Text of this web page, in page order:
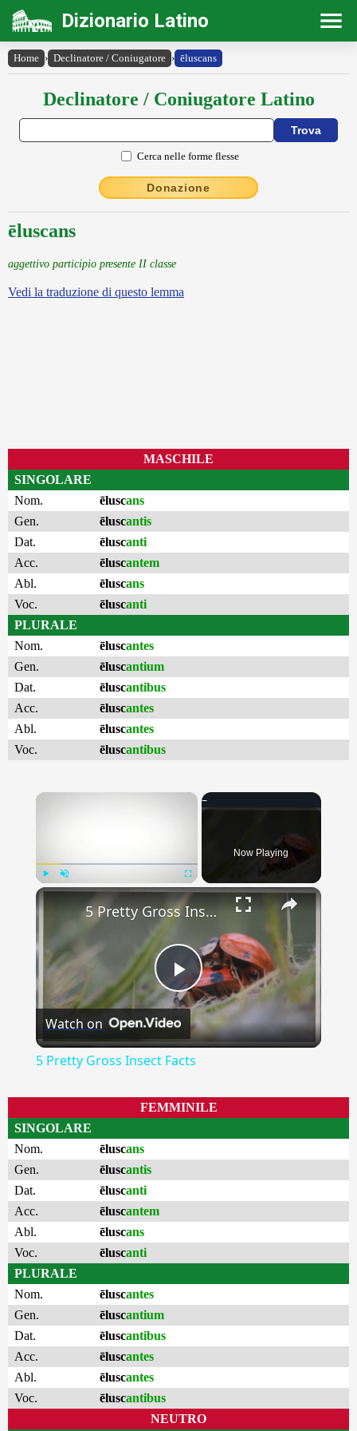
Dizionario Latino
Home › Declinatore / Coniugatore › ēluscans
Declinatore / Coniugatore Latino
Cerca nelle forme flesse
Donazione
ēluscans
aggettivo participio presente II classe
Vedi la traduzione di questo lemma
MASCHILE
SINGOLARE
Nom.
ēluscans
Gen.
ēluscantis
Dat.
ēluscanti
Acc.
ēluscantem
Abl.
ēluscans
Voc.
ēluscanti
PLURALE
Nom.
ēluscantes
Gen.
ēluscantium
Dat.
ēluscantibus
Acc.
ēluscantes
Abl.
ēluscantes
Voc.
ēluscantibus
×
Play Unmute Fullscreen
Now Playing
×
Play
Video
5 Pretty Gross Insect Facts
Watch on
5 Pretty Gross Insect Facts
FEMMINILE
SINGOLARE
Nom.
ēluscans
Gen.
ēluscantis
Dat.
ēluscanti
Acc.
ēluscantem
Abl.
ēluscans
Voc.
ēluscanti
PLURALE
Nom.
ēluscantes
Gen.
ēluscantium
Dat.
ēluscantibus
Acc.
ēluscantes
Abl.
ēluscantes
Voc.
ēluscantibus
NEUTRO